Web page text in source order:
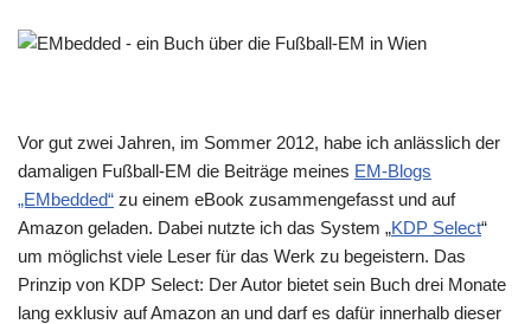
Vor gut zwei Jahren, im Sommer 2012, habe ich anlässlich der
damaligen Fußball-EM die Beiträge meines EM-Blogs
„EMbedded“ zu einem eBook zusammengefasst und auf
Amazon geladen. Dabei nutzte ich das System „KDP Select“
um möglichst viele Leser für das Werk zu begeistern. Das
Prinzip von KDP Select: Der Autor bietet sein Buch drei Monate
lang exklusiv auf Amazon an und darf es dafür innerhalb dieser